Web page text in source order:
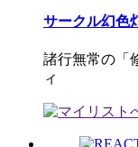
サークル幻色
諸行無常の「
ィ